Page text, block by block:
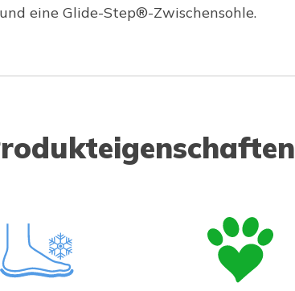
eine Glide-Step®-Zwischensohle.